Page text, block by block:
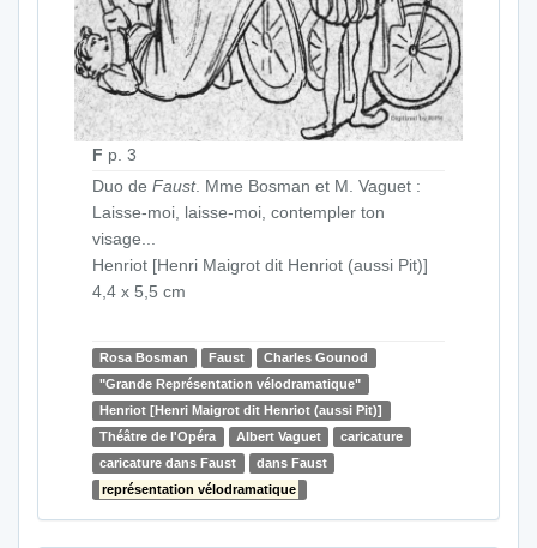
F p. 3
Duo de Faust. Mme Bosman et M. Vaguet :
Laisse-moi, laisse-moi, contempler ton
visage...
Henriot [Henri Maigrot dit Henriot (aussi Pit)]
4,4 x 5,5 cm
Rosa Bosman Faust
Charles Gounod
"Grande Représentation vélodramatique"
Henriot [Henri Maigrot dit Henriot (aussi Pit)]
Théâtre de l'Opéra
Albert Vaguet
caricature
caricature dans Faust
dans Faust
représentation vélodramatique